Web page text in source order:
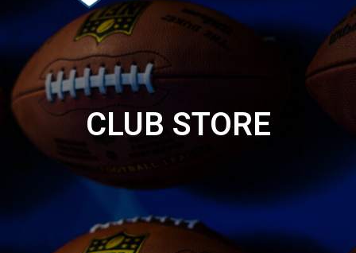
CLUB STORE